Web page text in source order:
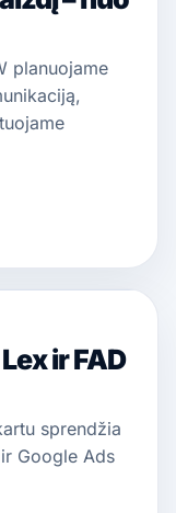
planuojame
ir FAD
sprendžia
Google Ads